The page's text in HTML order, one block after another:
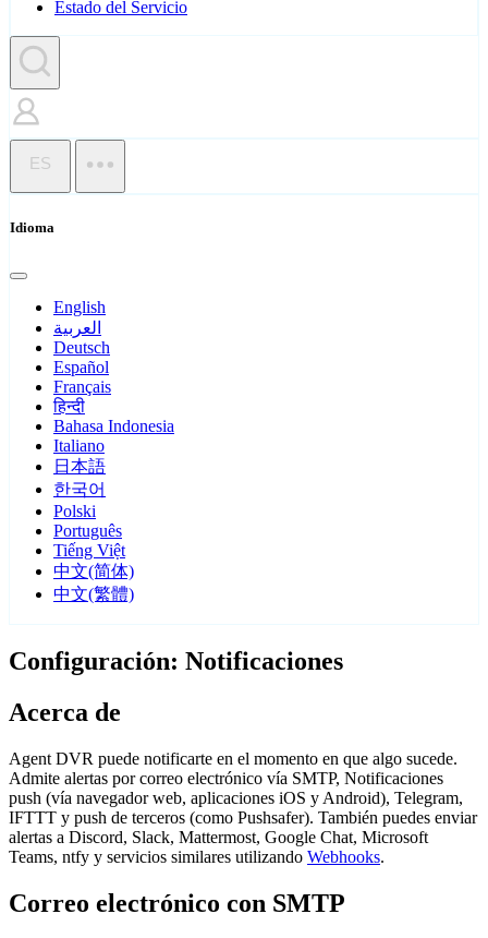
Estado del Servicio
ES
Idioma
English
العربية
Deutsch
Español
Français
हिन्दी
Bahasa Indonesia
Italiano
日本語
한국어
Polski
Português
Tiếng Việt
中文(简体)
中文(繁體)
Configuración: Notificaciones
Acerca de
Agent DVR puede notificarte en el momento en que algo sucede.
Admite alertas por correo electrónico vía SMTP, Notificaciones
push (vía navegador web, aplicaciones iOS y Android), Telegram,
IFTTT y push de terceros (como Pushsafer). También puedes enviar
alertas a Discord, Slack, Mattermost, Google Chat, Microsoft
Teams, ntfy y servicios similares utilizando Webhooks.
Correo electrónico con SMTP